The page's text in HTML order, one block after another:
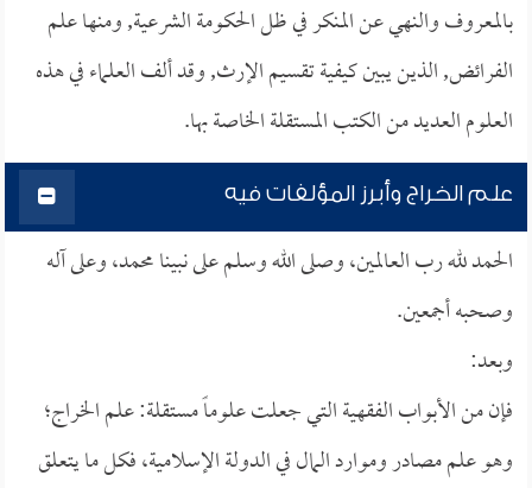
بالمعروف والنهي عن المنكر في ظل الحكومة الشرعية, ومنها علم
الفرائض, الذين يبين كيفية تقسيم الإرث, وقد ألف العلماء في هذه
العلوم العديد من الكتب المستقلة الخاصة بها.
علم الخراج وأبرز المؤلفات فيه
الحمد لله رب العالمين، وصلى الله وسلم على نبينا محمد، وعلى آله
وصحبه أجمعين.
وبعد:
فإن من الأبواب الفقهية التي جعلت علوماً مستقلة: علم الخراج؛
وهو علم مصادر وموارد المال في الدولة الإسلامية، فكل ما يتعلق